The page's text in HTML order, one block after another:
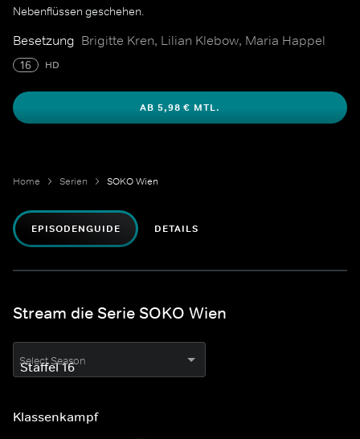
Nebenflüssen geschehen.
Besetzung Brigitte Kren, Lilian Klebow, Maria Happel
16 HD
AB 5,98 € MTL.
Home Serien SOKO Wien
EPISODENGUIDE DETAILS
Stream die Serie SOKO Wien
Select Season
Klassenkampf